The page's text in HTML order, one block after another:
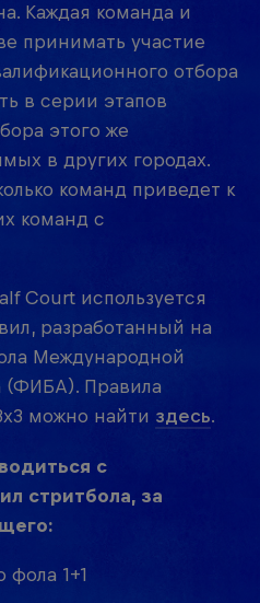
Каждая команда и
принимать участие
отбора
в серии этапов
этого же
в других городах.
команд приведет к
команд с
Court используется
разработанный на
Международной
(ФИБА). Правила
можно найти здесь.
с
стритбола, за
фола 1+1